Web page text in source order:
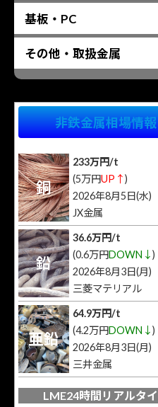
基板・PC
その他・取扱金属
非鉄金属相場情報
銅
233万円/t
(5万円UP↑)
2026年8月5日(水)
JX金属
鉛
36.6万円/t
(0.6万円DOWN↓)
2026年8月3日(月)
三菱マテリアル
亜鉛
64.9万円/t
(4.2万円DOWN↓)
2026年8月3日(月)
三井金属
LME24時間リアルタ